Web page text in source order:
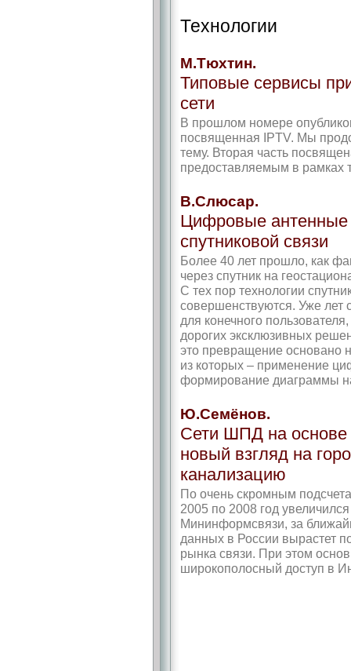
Технологии
М.Тюхтин.
Типовые сервисы
сети
В прошлом номере
посвященная IPTV. Мы
тему. Вторая часть
предоставляемым в рамках
В.Слюсар.
Цифровые антенные
спутниковой связи
Более 40 лет прошло, как
через спутник на
С тех пор технологии
совершенствуются. Уже лет
для конечного
дорогих эксклюзивных
это превращение основано
из которых – применение
формирование диаграммы
Ю.Семёнов.
Сети ШПД на основе
новый взгляд на
канализацию
По очень скромным
2005 по 2008 год
Мининформсвязи, за
данных в России вырастет
рынка связи. При этом
широкополосный доступ в